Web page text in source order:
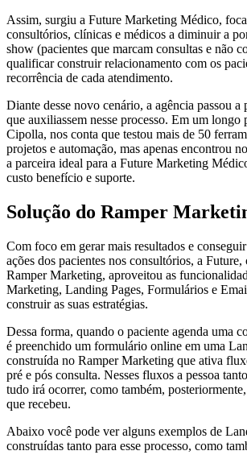
Assim, surgiu a Future Marketing Médico,
consultórios, clínicas e médicos a diminuir a
show (pacientes que marcam consultas e não
qualificar construir relacionamento com os
recorrência de cada atendimento.
Diante desse novo cenário, a agência passou a
que auxiliassem nesse processo. Em um longo
Cipolla, nos conta que testou mais de 50
projetos e automação, mas apenas encontrou
a parceira ideal para a Future Marketing
custo benefício e suporte.
Solução do Ramper
Com foco em gerar mais resultados e
ações dos pacientes nos consultórios, a
Ramper Marketing, aproveitou as
Marketing, Landing Pages, Formulários e
construir as suas estratégias.
Dessa forma, quando o paciente agenda uma
é preenchido um formulário online em uma
construída no Ramper Marketing que ativa
pré e pós consulta. Nesses fluxos a pessoa
tudo irá ocorrer, como também,
que recebeu.
Abaixo você pode ver alguns exemplos de
construídas tanto para esse processo, como